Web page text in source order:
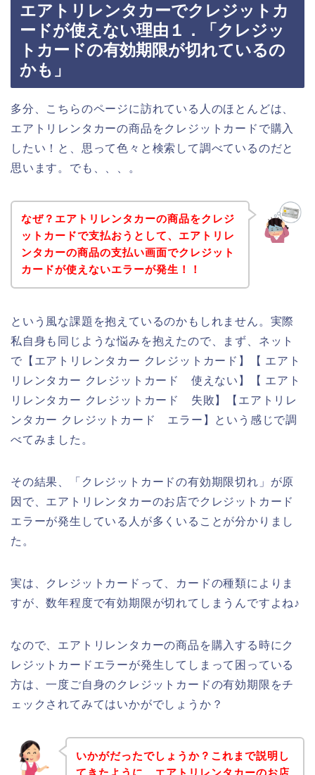
エアトリレンタカーでクレジットカ
ードが使えない理由１．「クレジッ
トカードの有効期限が切れているの
かも」
多分、こちらのページに訪れている人のほとんどは、
エアトリレンタカーの商品をクレジットカードで購入
したい！と、思って色々と検索して調べているのだと
思います。でも、、、。
なぜ？エアトリレンタカーの商品をクレジ
ットカードで支払おうとして、エアトリレ
ンタカーの商品の支払い画面でクレジット
カードが使えないエラーが発生！！
という風な課題を抱えているのかもしれません。実際
私自身も同じような悩みを抱えたので、まず、ネット
で【エアトリレンタカー クレジットカード】【 エアト
リレンタカー クレジットカード 使えない】【 エアト
リレンタカー クレジットカード 失敗】【エアトリレ
ンタカー クレジットカード エラー】という感じで調
べてみました。
その結果、「クレジットカードの有効期限切れ」が原
因で、エアトリレンタカーのお店でクレジットカード
エラーが発生している人が多くいることが分かりまし
た。
実は、クレジットカードって、カードの種類によりま
すが、数年程度で有効期限が切れてしまうんですよね♪
なので、エアトリレンタカーの商品を購入する時にク
レジットカードエラーが発生してしまって困っている
方は、一度ご自身のクレジットカードの有効期限をチ
ェックされてみてはいかがでしょうか？
いかがだったでしょうか？これまで説明し
てきたように、エアトリレンタカーのお店